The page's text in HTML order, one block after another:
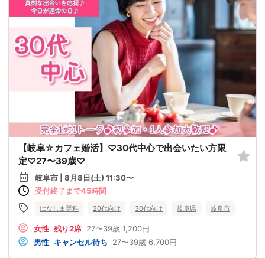
【岐阜☆カフェ婚活】♡30代中心で出会いたい方限
定♡27〜39歳♡
岐阜市 | 8月8日(土) 11:30〜
受付終了まで45時間
はなしま専科 20代向け 30代向け 岐阜県 岐阜市
女性 残り2席 27〜39歳 1,200円
男性 キャンセル待ち 27〜39歳 6,700円